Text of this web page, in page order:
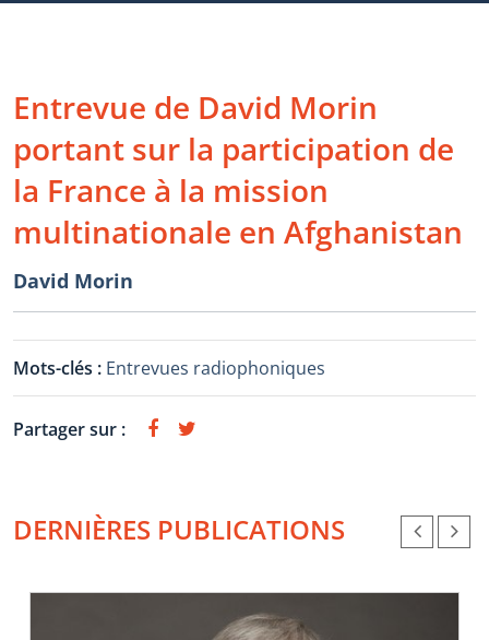
Entrevue de David Morin
portant sur la participation de
la France à la mission
multinationale en Afghanistan
David Morin
Mots-clés : Entrevues radiophoniques
Partager sur :
DERNIÈRES PUBLICATIONS